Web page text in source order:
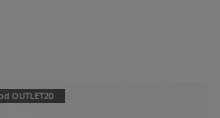
OUTLET20